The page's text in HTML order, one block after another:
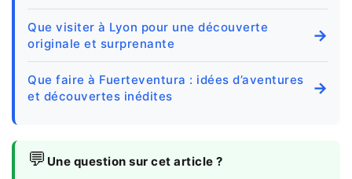
Que visiter à Lyon pour une découverte
originale et surprenante
→
Que faire à Fuerteventura : idées d’aventures
et découvertes inédites
→
💬 Une question sur cet article ?